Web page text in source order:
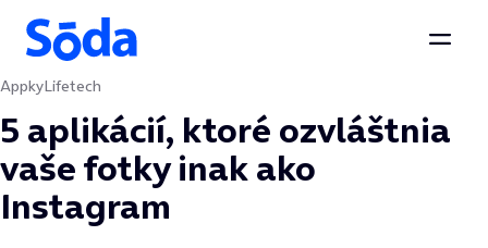
Preskočiť na obsah
AppkyLifetech
5 aplikácií, ktoré ozvláštnia
vaše fotky inak ako
Instagram